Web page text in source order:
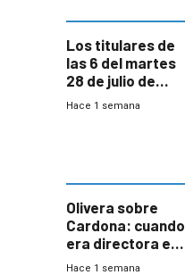
Los titulares de
las 6 del martes
28 de julio de
2026
Hace 1 semana
Olivera sobre
Cardona: cuando
era directora en
UTE “no era muy
Hace 1 semana